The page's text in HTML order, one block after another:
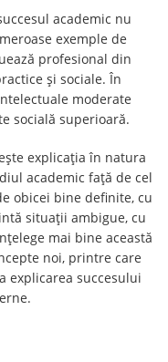
academic nu
exemple de
profesional din
și sociale. În
moderate
socială superioară.
explicația în natura
academic față de cel
obicei bine definite, cu
situații ambigue, cu
mai bine această
noi, printre care
explicarea succesului